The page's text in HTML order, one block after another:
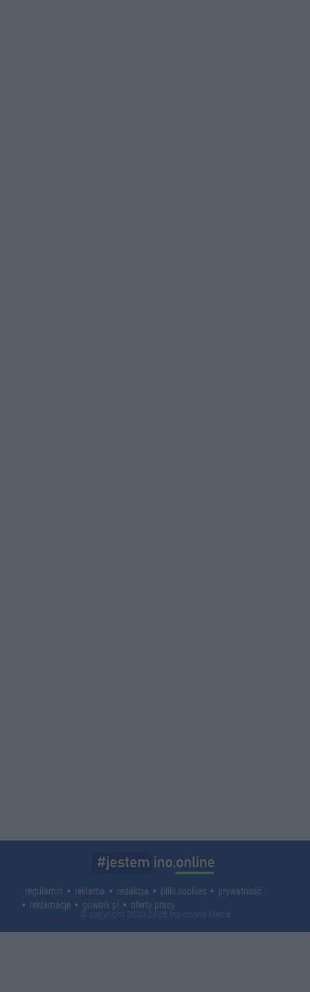
regulamin reklama redakcja pliki cookies
prywatność
reklamacje
gowork.pl oferty pracy
© copyright 2000-2026 Ino-online Media